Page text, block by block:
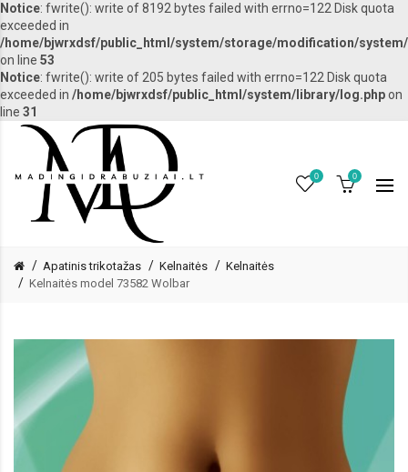
Notice: fwrite(): write of 8192 bytes failed with errno=122 Disk quota
exceeded in
/home/bjwrxdsf/public_html/system/storage/modification/
on line 53
Notice: fwrite(): write of 205 bytes failed with errno=122 Disk quota
exceeded in /home/bjwrxdsf/public_html/system/library/log.phpon
line 31
0 0
Apatinis trikotažas Kelnaitės
Kelnaitės
Kelnaitės model 73582 Wolbar